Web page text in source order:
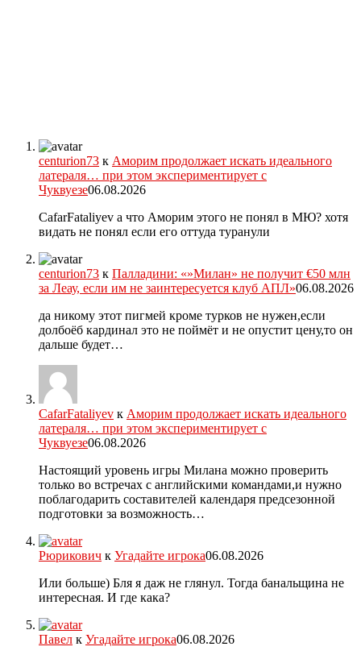
centurion73 к Аморим продолжает искать идеального
латераля… при этом экспериментирует с
Чуквуезе06.08.2026
CafarFataliyev а что Аморим этого не понял в МЮ? хотя
видать не понял если его оттуда туранули
centurion73 к Палладини: «»Милан» не получит €50 млн
за Леау, если им не заинтересуется клуб АПЛ»06.08.2026
да никому этот пигмей кроме турков не нужен,если
долбоёб кардинал это не поймёт и не опустит цену,то он
дальше будет…
CafarFataliyev к Аморим продолжает искать идеального
латераля… при этом экспериментирует с
Чуквуезе06.08.2026
Настоящий уровень игры Милана можно проверить
только во встречах с английскими командами,и нужно
поблагодарить составителей календаря предсезонной
подготовки за возможность…
Рюрикович к Угадайте игрока06.08.2026
Или больше) Бля я даж не глянул. Тогда банальщина не
интересная. И где кака?
Павел к Угадайте игрока06.08.2026